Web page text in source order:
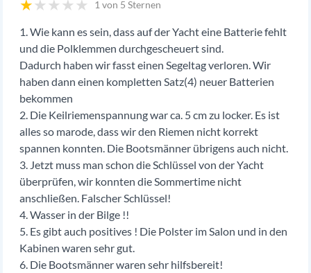
★★★★★ 1 von 5 Sternen
1. Wie kann es sein, dass auf der Yacht eine Batterie fehlt
und die Polklemmen durchgescheuert sind.
Dadurch haben wir fasst einen Segeltag verloren. Wir
haben dann einen kompletten Satz(4) neuer Batterien
bekommen
2. Die Keilriemenspannung war ca. 5 cm zu locker. Es ist
alles so marode, dass wir den Riemen nicht korrekt
spannen konnten. Die Bootsmänner übrigens auch nicht.
3. Jetzt muss man schon die Schlüssel von der Yacht
überprüfen, wir konnten die Sommertime nicht
anschließen. Falscher Schlüssel!
4. Wasser in der Bilge !!
5. Es gibt auch positives ! Die Polster im Salon und in den
Kabinen waren sehr gut.
6. Die Bootsmänner waren sehr hilfsbereit!